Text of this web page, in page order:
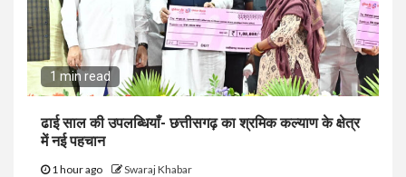
1 min read
ढाई साल की उपलब्धियाँ- छत्तीसगढ़ का श्रमिक कल्याण के क्षेत्र
में नई पहचान
1 hour ago Swaraj Khabar